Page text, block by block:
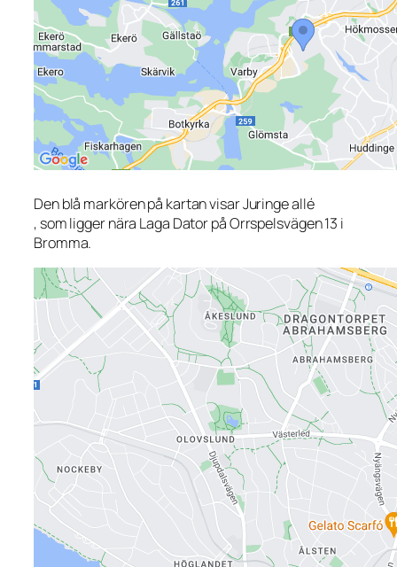
Den blå markören på kartan visar Juringe allé
, som ligger nära Laga Dator på Orrspelsvägen 13 i
Bromma.